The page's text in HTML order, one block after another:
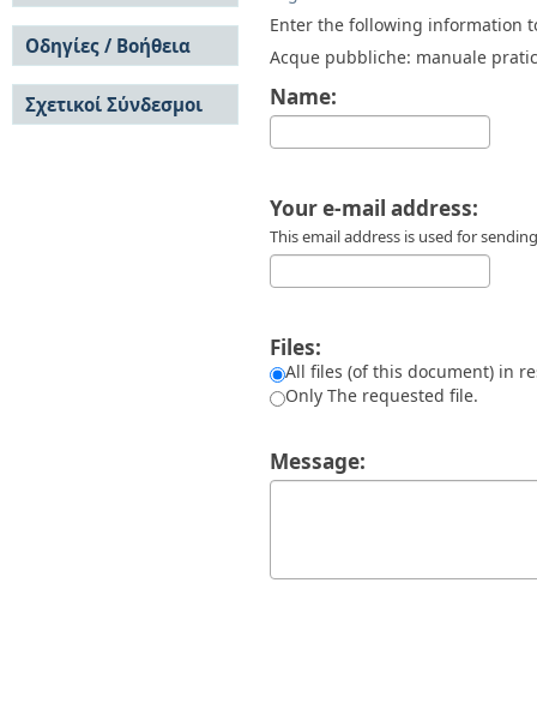
Enter the following information
Acque pubbliche: manuale
Name:
Your e-mail address:
This email address is used for
Files:
All files (of this document) in
Only The requested file.
Message:
Κοινότητες & Συλλογές
Ανά Ημερομηνία
Έκδοσης
Συγγραφείς
Τίτλοι
Θέματα
Σύνδεση
Εγγραφή
Οδηγίες / Βοήθεια
Οδηγίες Υποβολής
Οδηγίες Χρήσης ΙΑ
Συχνές Ερωτήσεις
Σχετικοί Σύνδεσμοι